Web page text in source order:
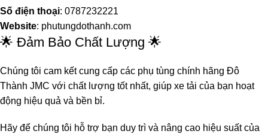
Số điện thoại: 0787232221
Website: phutungdothanh.com
🌟 Đảm Bảo Chất Lượng 🌟
Chúng tôi cam kết cung cấp các phụ tùng chính hãng Đô
Thành JMC với chất lượng tốt nhất, giúp xe tải của bạn hoạt
động hiệu quả và bền bỉ.
Hãy để chúng tôi hỗ trợ bạn duy trì và nâng cao hiệu suất của